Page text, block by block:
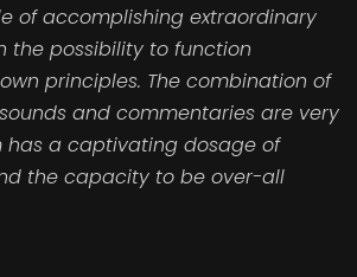
of accomplishing extraordinary
the possibility to function
principles. The combination of
and commentaries are very
has a captivating dosage of
the capacity to be over-all